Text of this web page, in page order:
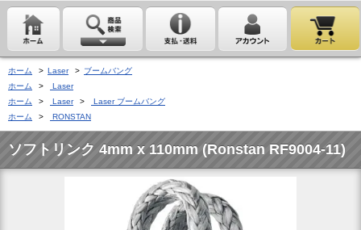
ホーム > Laser > ブームバング
ホーム
>
Laser
ホーム
> Laser >
Laser ブームバング
ホーム
> RONSTAN
ソフトリンク 4mm x 110mm (Ronstan RF9004-11)